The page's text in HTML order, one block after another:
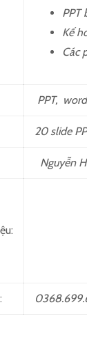
PPT
Kế
Các
PPT, word
20 slide
Nguyễn